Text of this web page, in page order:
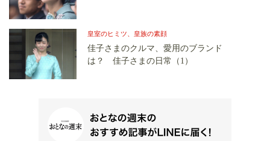
皇室のヒミツ、皇族の素顔
佳子さまのクルマ、愛用のブランド
は？ 佳子さまの日常（1）